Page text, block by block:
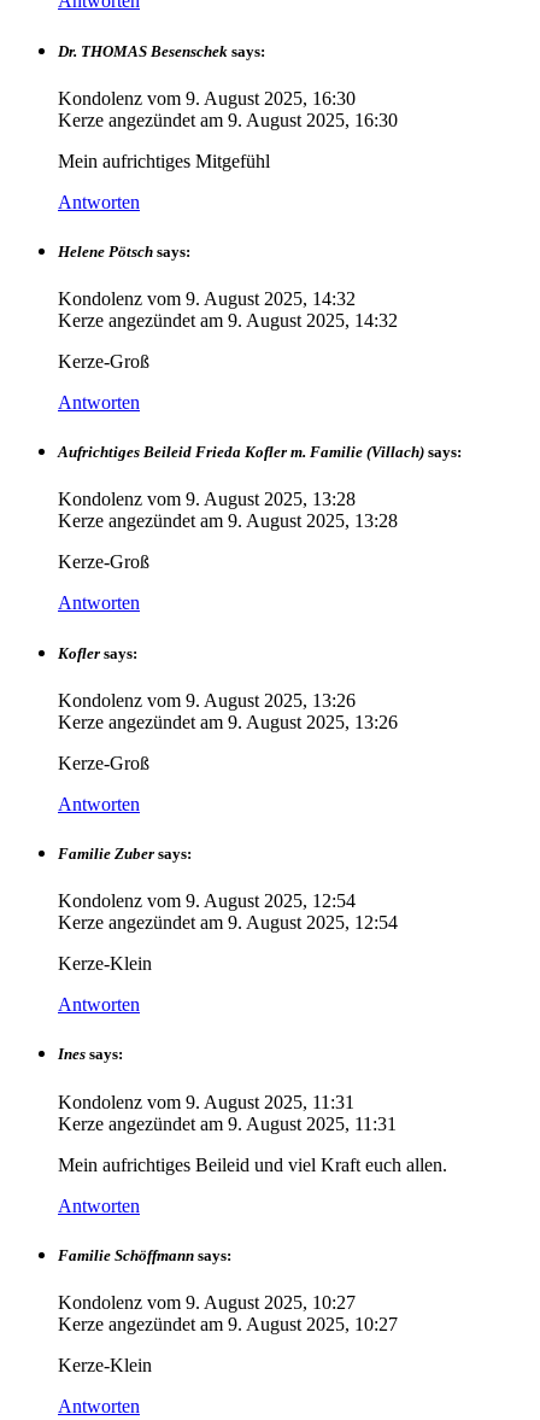
Dr. THOMAS Besenschek says:
Kondolenz vom 9. August 2025, 16:30
Kerze angezündet am 9. August 2025, 16:30
Mein aufrichtiges Mitgefühl
Antworten
Helene Pötsch says:
Kondolenz vom 9. August 2025, 14:32
Kerze angezündet am 9. August 2025, 14:32
Kerze-Groß
Antworten
Aufrichtiges Beileid Frieda Kofler m. Familie (Villach) says:
Kondolenz vom 9. August 2025, 13:28
Kerze angezündet am 9. August 2025, 13:28
Kerze-Groß
Antworten
Kofler says:
Kondolenz vom 9. August 2025, 13:26
Kerze angezündet am 9. August 2025, 13:26
Kerze-Groß
Antworten
Familie Zuber says:
Kondolenz vom 9. August 2025, 12:54
Kerze angezündet am 9. August 2025, 12:54
Kerze-Klein
Antworten
Ines says:
Kondolenz vom 9. August 2025, 11:31
Kerze angezündet am 9. August 2025, 11:31
Mein aufrichtiges Beileid und viel Kraft euch allen.
Antworten
Familie Schöffmann says:
Kondolenz vom 9. August 2025, 10:27
Kerze angezündet am 9. August 2025, 10:27
Kerze-Klein
Antworten